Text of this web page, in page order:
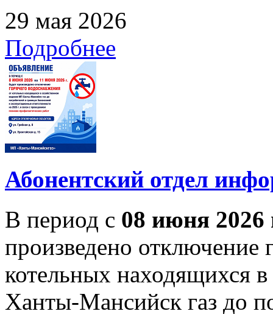
29 мая 2026
Подробнее
Абонентский отдел
В период с 08 июня 2026
произведено отключение
котельных находящихся
Ханты-Мансийск газ до